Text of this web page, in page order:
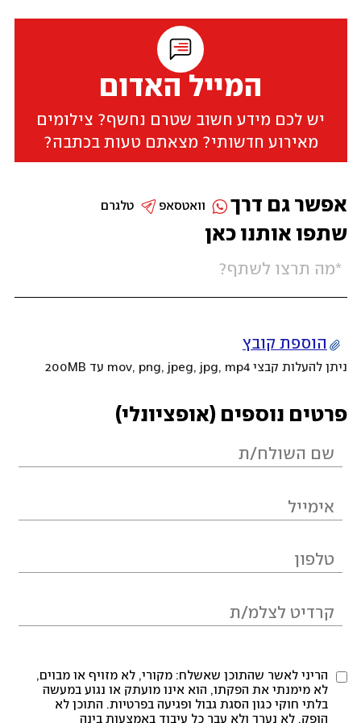
המייל האדום
יש לכם מידע חשוב שטרם נחשף? צילומים
מאירוע חדשותי? מצאתם טעות בכתבה?
שתפו אותנו כאן
הוספת קובץ
ניתן להעלות קבצי mov, png, jpeg, jpg, mp4 עד 200MB
פרטים נוספים (אופציונלי)
הריני לאשר שהתוכן שאשלח: מקורי, לא מזויף או מבוים,
לא מימנתי את הפקתו, הוא אינו מועתק או נגוע במעשה
בלתי חוקי כגון הסגת גבול ופגיעה בפרטיות. התוכן לא
הופק, לא נערך ולא עבר כל עיבוד באמצעות בינה
אפשר גם דרך טלגרם וואטסאפ